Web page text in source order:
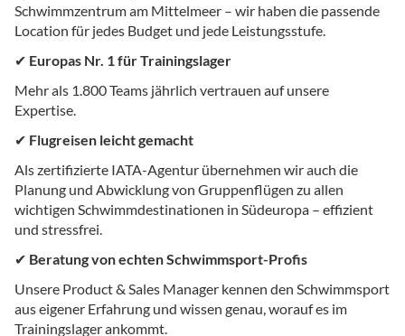
Schwimmzentrum am Mittelmeer – wir haben die passende
Location für jedes Budget und jede Leistungsstufe.
✔ Europas Nr. 1 für Trainingslager
Mehr als 1.800 Teams jährlich vertrauen auf unsere
Expertise.
✔ Flugreisen leicht gemacht
Als zertifizierte IATA-Agentur übernehmen wir auch die
Planung und Abwicklung von Gruppenflügen zu allen
wichtigen Schwimmdestinationen in Südeuropa – effizient
und stressfrei.
✔ Beratung von echten Schwimmsport-Profis
Unsere Product & Sales Manager kennen den Schwimmsport
aus eigener Erfahrung und wissen genau, worauf es im
Trainingslager ankommt.